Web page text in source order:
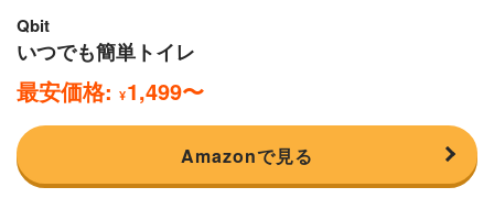
Qbit
いつでも簡単トイレ
最安価格: ¥1,499〜
Amazonで見る